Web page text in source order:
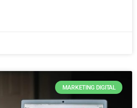
MARKETING DIGITAL